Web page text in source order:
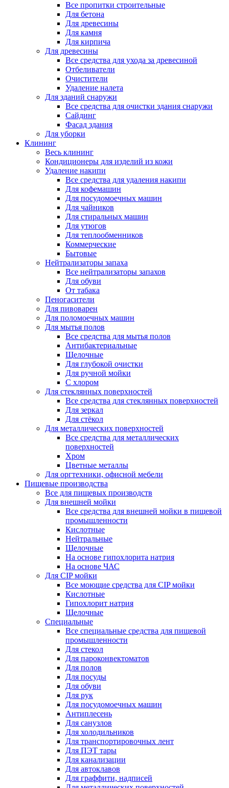
Все пропитки строительные
Для бетона
Для древесины
Для камня
Для кирпича
Для древесины
Все средства для ухода за древесиной
Отбеливатели
Очистители
Удаление налета
Для зданий снаружи
Все средства для очистки здания снаружи
Сайдинг
Фасад здания
Для уборки
Клининг
Весь клининг
Кондиционеры для изделий из кожи
Удаление накипи
Все средства для удаления накипи
Для кофемашин
Для посудомоечных машин
Для чайников
Для стиральных машин
Для утюгов
Для теплообменников
Коммерческие
Бытовые
Нейтрализаторы запаха
Все нейтрализаторы запахов
Для обуви
От табака
Пеногасители
Для пивоварен
Для поломоечных машин
Для мытья полов
Все средства для мытья полов
Антибактериальные
Щелочные
Для глубокой очистки
Для ручной мойки
С хлором
Для стеклянных поверхностей
Все средства для стеклянных поверхностей
Для зеркал
Для стёкол
Для металлических поверхностей
Все средства для металлических
поверхностей
Хром
Цветные металлы
Для оргтехники, офисной мебели
Пищевые производства
Все для пищевых производств
Для внешней мойки
Все средства для внешней мойки в пищевой
промышленности
Кислотные
Нейтральные
Щелочные
На основе гипохлорита натрия
На основе ЧАС
Для CIP мойки
Все моющие средства для CIP мойки
Кислотные
Гипохлорит натрия
Щелочные
Специальные
Все специальные средства для пищевой
промышленности
Для стекол
Для пароконвектоматов
Для полов
Для посуды
Для обуви
Для рук
Для посудомоечных машин
Антиплесень
Для санузлов
Для холодильников
Для транспортировочных лент
Для ПЭТ тары
Для канализации
Для автоклавов
Для граффити, надписей